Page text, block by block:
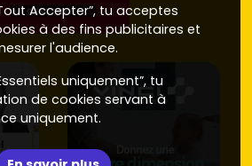
Accepter”, tu acceptes
à des fins publicitaires et
l'audience.
uniquement”, tu
de cookies servant à
uniquement.